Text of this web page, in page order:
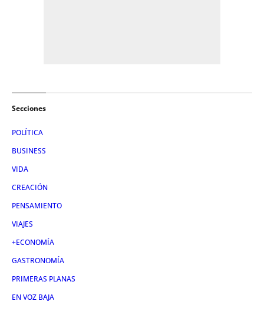
Secciones
POLÍTICA
BUSINESS
VIDA
CREACIÓN
PENSAMIENTO
VIAJES
+ECONOMÍA
GASTRONOMÍA
PRIMERAS PLANAS
EN VOZ BAJA